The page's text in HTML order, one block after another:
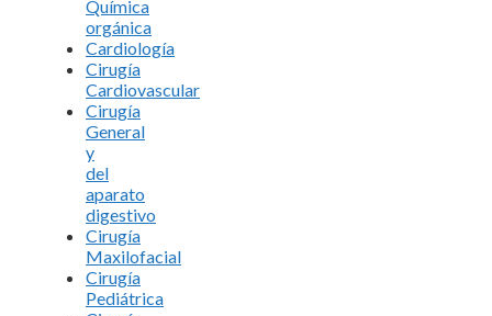
Química
orgánica
Cardiología
Cirugía
Cardiovascular
Cirugía
General
y
del
aparato
digestivo
Cirugía
Maxilofacial
Cirugía
Pediátrica